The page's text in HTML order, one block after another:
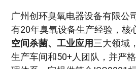
广州创环臭氧电器设备有限公
有20年臭氧设备生产经验，核
空间杀菌、工业应用三大领域
生产车间和50+人团队，并严